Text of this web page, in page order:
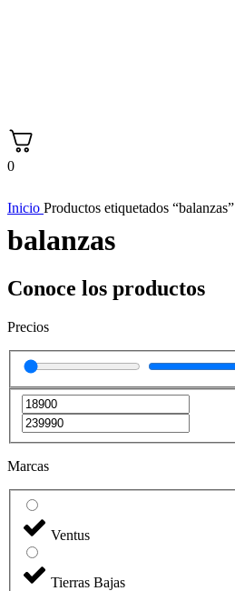
0
Inicio Productos etiquetados “balanzas”
balanzas
Conoce los productos
Precios
Marcas
Ventus
Tierras Bajas